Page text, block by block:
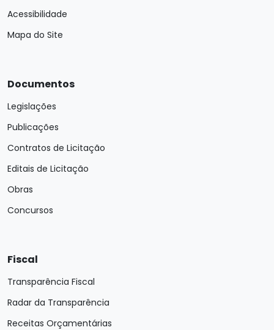
Acessibilidade
Mapa do Site
Documentos
Legislações
Publicações
Contratos de Licitação
Editais de Licitação
Obras
Concursos
Fiscal
Transparência Fiscal
Radar da Transparência
Receitas Orçamentárias